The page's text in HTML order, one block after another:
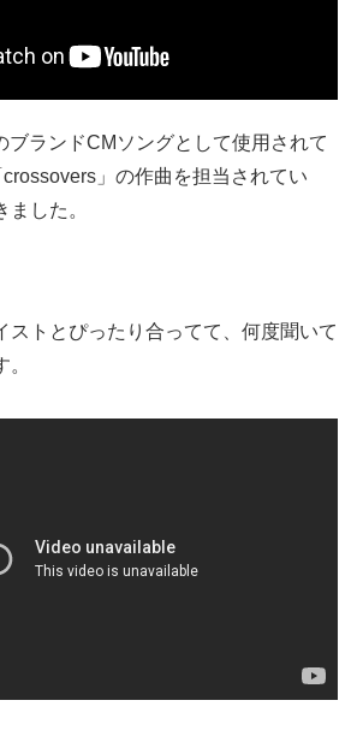
ブランドCMソングとして使用されて
」の作曲を担当されてい
した。
ストとぴったり合ってて、何度聞いて